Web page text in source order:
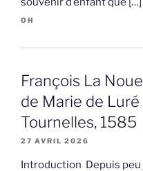
OH
François La
de Marie de
Tournelles, 1585
27 AVRIL 2026
Introduction Depuis peu